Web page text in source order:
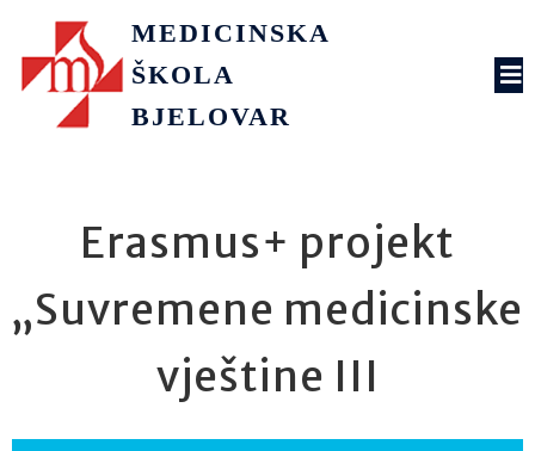
MEDICINSKA
ŠKOLA
BJELOVAR
Erasmus+ projekt
„Suvremene medicinske
vještine III